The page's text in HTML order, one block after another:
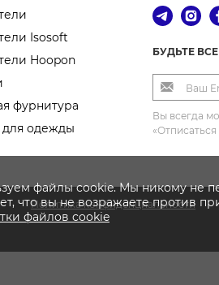
Isosoft
Hoopon
фурнитура
для одежды
БУДЬТЕ
Вы всегда
Политика конфиденциальности
файлы cookie. Мы никому не
что вы не возражаете против
файлов cookie